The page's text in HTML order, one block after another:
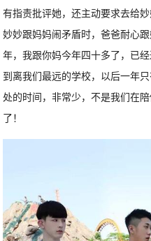
有指责批评她，还主动要求去给
妙妙跟妈妈闹矛盾时，爸爸耐心
年，我跟你妈今年四十多了，已
到离我们最远的学校，以后一年
处的时间，非常少，不是我们在
了！